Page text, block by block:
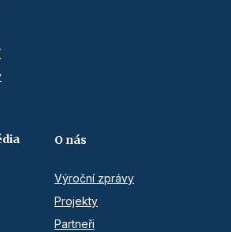
O nás
Výroční zprávy
Projekty
Partneři